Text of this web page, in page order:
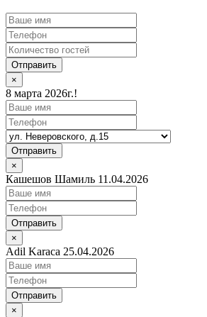
Отправить
×
8 марта 2026г.!
Отправить
×
Кашешов Шамиль 11.04.2026
Отправить
×
Adil Karaca 25.04.2026
Отправить
×